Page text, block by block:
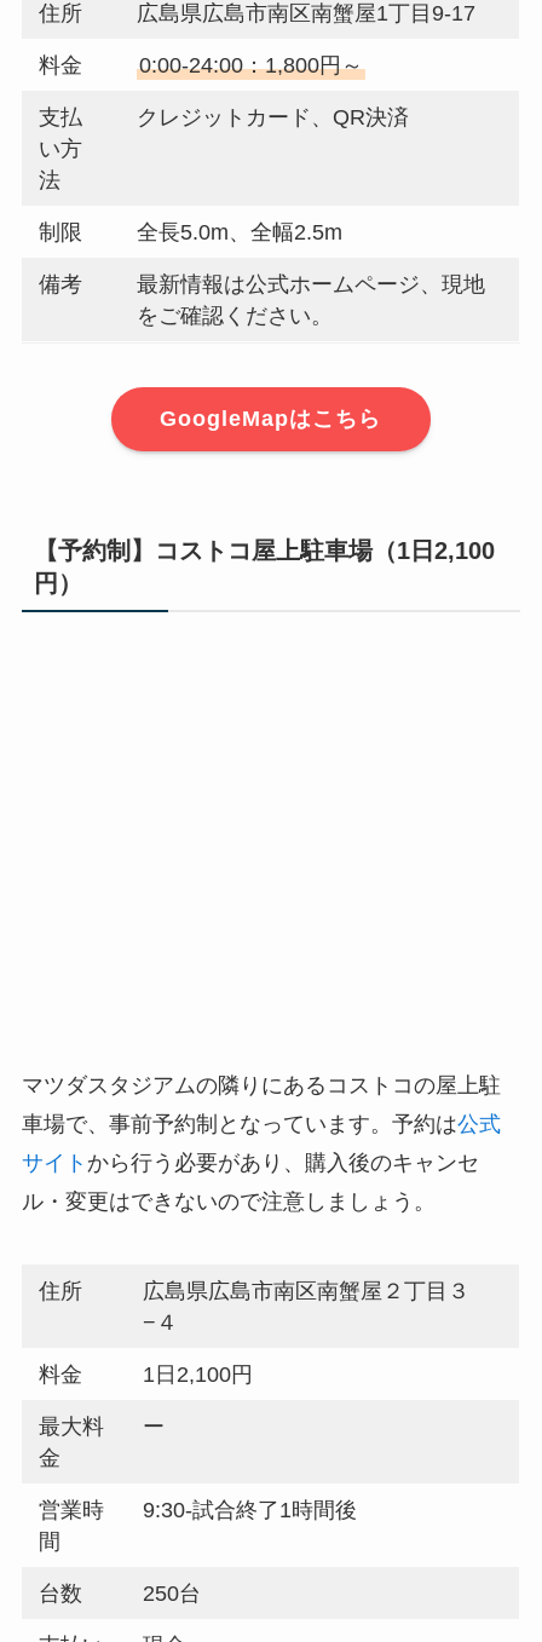
住所 広島県広島市南区南蟹屋1丁目9-17
料金 0:00-24:00：1,800円～
支払
い方
法
クレジットカード、QR決済
制限 全長5.0m、全幅2.5m
備考
最新情報は公式ホームページ、現地
をご確認ください。
GoogleMapはこちら
【予約制】コストコ屋上駐車場（1日2,100
円）
マツダスタジアムの隣りにあるコストコの屋上駐
車場で、事前予約制となっています。予約は公式
サイト から行う必要があり、購入後のキャンセ
ル・変更はできないので注意しましょう。
住所
広島県広島市南区南蟹屋２丁目３
−４
料金 1日2,100円
最大料
金
ー
営業時
間
9:30-試合終了1時間後
台数 250台